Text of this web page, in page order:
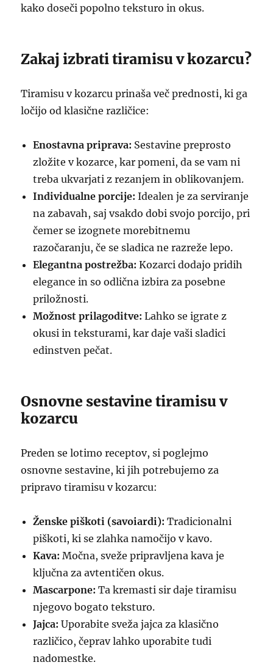
kako doseči popolno teksturo in okus.
Zakaj izbrati tiramisu v kozarcu?
Tiramisu v kozarcu prinaša več prednosti, ki ga
ločijo od klasične različice:
Enostavna priprava: Sestavine preprosto
zložite v kozarce, kar pomeni, da se vam ni
treba ukvarjati z rezanjem in oblikovanjem.
Individualne porcije: Idealen je za serviranje
na zabavah, saj vsakdo dobi svojo porcijo, pri
čemer se izognete morebitnemu
razočaranju, če se sladica ne razreže lepo.
Elegantna postrežba: Kozarci dodajo pridih
elegance in so odlična izbira za posebne
priložnosti.
Možnost prilagoditve: Lahko se igrate z
okusi in teksturami, kar daje vaši sladici
edinstven pečat.
Osnovne sestavine tiramisu v
kozarcu
Preden se lotimo receptov, si poglejmo
osnovne sestavine, ki jih potrebujemo za
pripravo tiramisu v kozarcu:
Ženske piškoti (savoiardi): Tradicionalni
piškoti, ki se zlahka namočijo v kavo.
Kava: Močna, sveže pripravljena kava je
ključna za avtentičen okus.
Mascarpone: Ta kremasti sir daje tiramisu
njegovo bogato teksturo.
Jajca: Uporabite sveža jajca za klasično
različico, čeprav lahko uporabite tudi
nadomestke.